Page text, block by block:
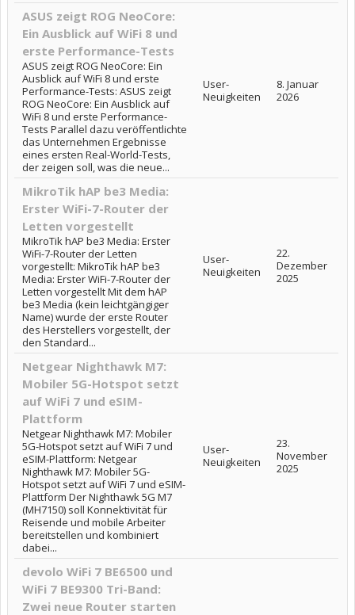
ASUS zeigt ROG NeoCore:
Ein Ausblick auf WiFi 8 und
erste Performance-Tests
ASUS zeigt ROG NeoCore: Ein
Ausblick auf WiFi 8 und erste
Performance-Tests: ASUS zeigt
ROG NeoCore: Ein Ausblick auf
WiFi 8 und erste Performance-
Tests Parallel dazu veröffentlichte
das Unternehmen Ergebnisse
eines ersten Real-World-Tests,
der zeigen soll, was die neue...
User-
Neuigkeiten
8. Januar
2026
MikroTik hAP be3 Media:
Erster WiFi-7-Router der
Letten vorgestellt
MikroTik hAP be3 Media: Erster
WiFi-7-Router der Letten
vorgestellt: MikroTik hAP be3
Media: Erster WiFi-7-Router der
Letten vorgestellt Mit dem hAP
be3 Media (kein leichtgängiger
Name) wurde der erste Router
des Herstellers vorgestellt, der
den Standard...
User-
Neuigkeiten
22.
Dezember
2025
Netgear Nighthawk M7:
Mobiler 5G-Hotspot setzt
auf WiFi 7 und eSIM-
Plattform
Netgear Nighthawk M7: Mobiler
5G-Hotspot setzt auf WiFi 7 und
eSIM-Plattform: Netgear
Nighthawk M7: Mobiler 5G-
Hotspot setzt auf WiFi 7 und eSIM-
Plattform Der Nighthawk 5G M7
(MH7150) soll Konnektivität für
Reisende und mobile Arbeiter
bereitstellen und kombiniert
dabei...
User-
Neuigkeiten
23.
November
2025
devolo WiFi 7 BE6500 und
WiFi 7 BE9300 Tri-Band:
Zwei neue Router starten